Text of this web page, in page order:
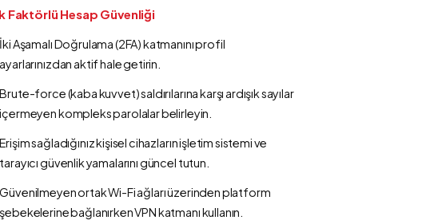
Faktörlü Hesap Güvenliği
İki Aşamalı Doğrulama (2FA) katmanını profil
ayarlarınızdan aktif hale getirin.
Brute-force (kaba kuvvet) saldırılarına karşı ardışık sayılar
içermeyen kompleks parolalar belirleyin.
Erişim sağladığınız kişisel cihazların işletim sistemi ve
tarayıcı güvenlik yamalarını güncel tutun.
Güvenilmeyen ortak Wi-Fi ağları üzerinden platform
şebekelerine bağlanırken VPN katmanı kullanın.